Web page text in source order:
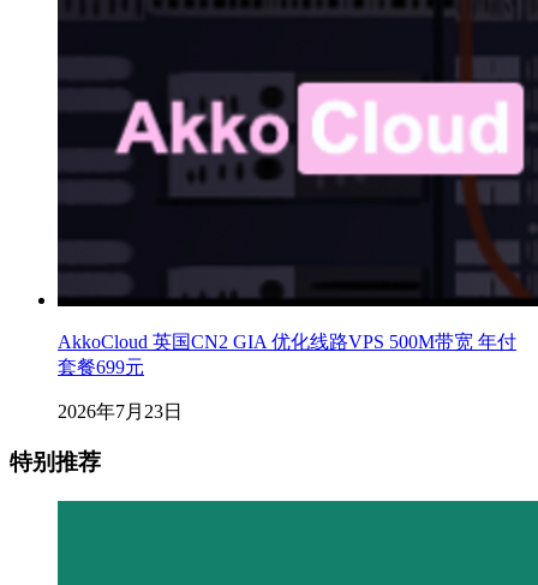
AkkoCloud 英国CN2 GIA 优化线路VPS 500M带宽 年付
套餐699元
2026年7月23日
特别推荐